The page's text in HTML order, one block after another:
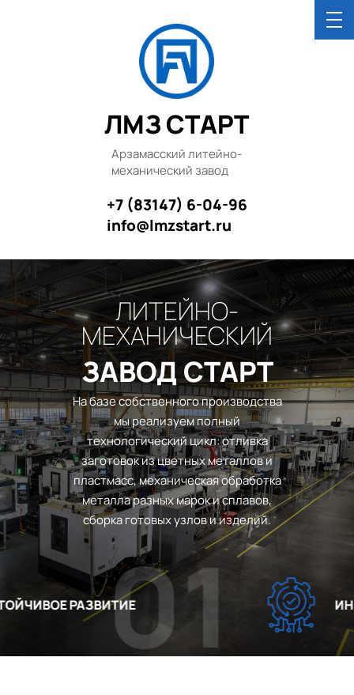
ЛМЗ СТАРТ
Арзамасский литейно-
механический завод
+7 (83147) 6-04-96
info@lmzstart.ru
На базе собственного производства
мы реализуем полный
технологический цикл: отливка
заготовок из цветных металлов и
пластмасс, механическая обработка
металла разных марок и сплавов,
сборка готовых узлов и изделий.
ЛИТЕЙНО-
МЕХАНИЧЕСКИЙ
ЗАВОД СТАРТ
РАЗВИТИЕ01